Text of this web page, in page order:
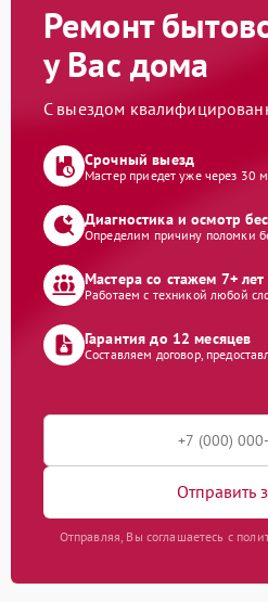
Ремонт
у Вас дома
С выездом
Срочный выезд
Мастер приедет уже через 30
Диагностика и осмотр
Определим причину поломки
Мастера со стажем 7+ лет
Работаем с техникой любой
Гарантия до 12 месяцев
Составляем договор,
Отправить
Отправляя, Вы соглашаетесь с